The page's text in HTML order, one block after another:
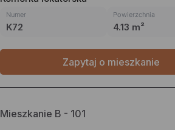
Numer
K72
Powierzchnia
4.13 m²
Zapytaj o mieszkanie
Mieszkanie B - 101